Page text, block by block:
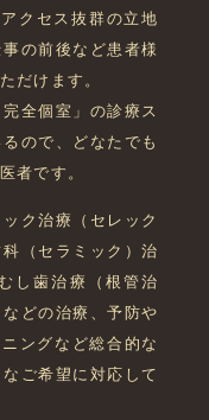
クセス抜群の立地
の前後など患者様
だけます。
全個室」の診療ス
ので、どなたでも
者です。
ク治療（セレック
（セラミック）治
し歯治療（根管治
どの治療、予防や
ングなど総合的な
ご希望に対応して